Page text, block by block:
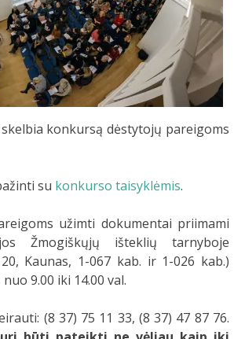
konkursą dėstytojų pareigoms
su konkurso taisyklėmis.
užimti dokumentai priimami
Žmogiškųjų išteklių tarnyboje
Kaunas, 1-067 kab. ir 1-026 kab.)
9.00 iki 14.00 val.
(8 37) 75 11 33, (8 37) 47 87 76.